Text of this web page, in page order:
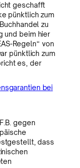
geschafft
pünktlich zum
zu
und beim hier
Regeln“ von
pünktlich zum
es, der
bei
gegen
dass